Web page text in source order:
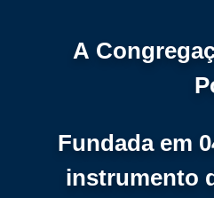
A
Fundada em
instrumento